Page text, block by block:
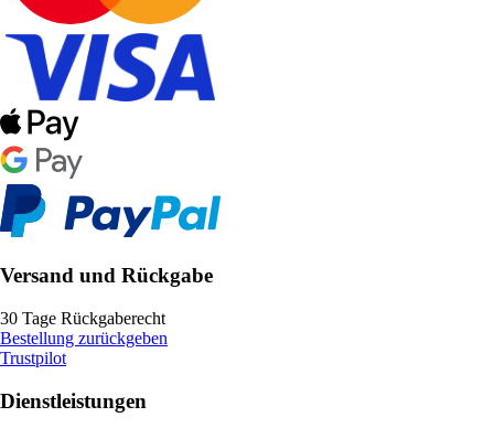
Versand und Rückgabe
30 Tage Rückgaberecht
Bestellung zurückgeben
Trustpilot
Dienstleistungen